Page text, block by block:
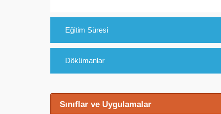
Eğitim Süresi
Dökümanlar
Sınıflar ve Uygulamalar